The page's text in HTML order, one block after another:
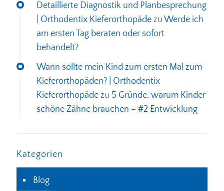
Detaillierte Diagnostik und Planbesprechung
| Orthodentix Kieferorthopäde zu Werde ich
am ersten Tag beraten oder sofort
behandelt?
Wann sollte mein Kind zum ersten Mal zum
Kieferorthopäden? | Orthodentix
Kieferorthopäde zu 5 Gründe, warum Kinder
schöne Zähne brauchen – #2 Entwicklung
Kategorien
Blog